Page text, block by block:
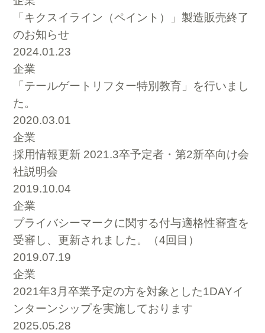
「キクスイライン（ペイント）」製造販売終了
のお知らせ
2024.01.23
企業
「テールゲートリフター特別教育」を行いまし
た。
2020.03.01
企業
採用情報更新 2021.3卒予定者・第2新卒向け会
社説明会
2019.10.04
企業
プライバシーマークに関する付与適格性審査を
受審し、更新されました。（4回目）
2019.07.19
企業
2021年3月卒業予定の方を対象とした1DAYイ
ンターンシップを実施しております
2025.05.28